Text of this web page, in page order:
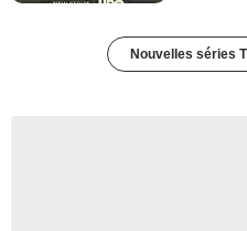
Nouvelles séries